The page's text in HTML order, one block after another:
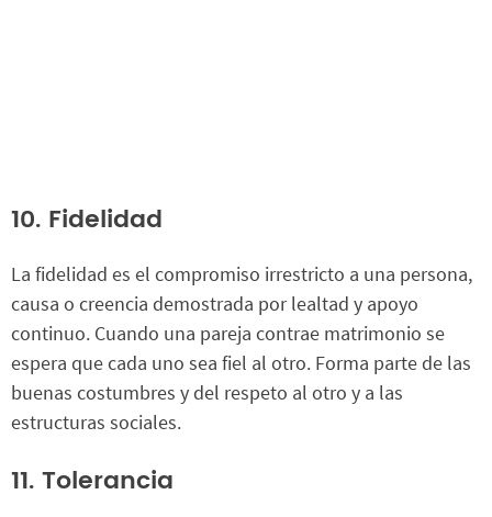
10. Fidelidad
La fidelidad es el compromiso irrestricto a una persona,
causa o creencia demostrada por lealtad y apoyo
continuo. Cuando una pareja contrae matrimonio se
espera que cada uno sea fiel al otro. Forma parte de las
buenas costumbres y del respeto al otro y a las
estructuras sociales.
11. Tolerancia